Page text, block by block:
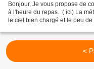
Bonjour, Je vous propose de
à l'heure du repas.. ( ici) La
le ciel bien chargé et le peu
<